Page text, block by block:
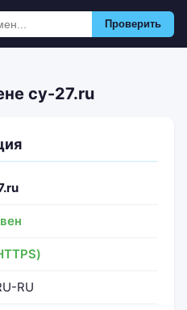
Проверить
cy-27.ru
RU